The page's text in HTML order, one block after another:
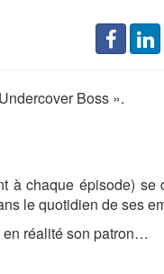
Boss ».
à chaque épisode) se
le quotidien de ses
en réalité son patron…